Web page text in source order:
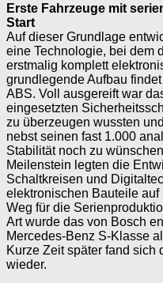
Erste Fahrzeuge mit
Start
Auf dieser Grundlage
eine Technologie, bei dem
erstmalig komplett
grundlegende Aufbau
ABS. Voll ausgereift war
eingesetzten
zu überzeugen wussten
nebst seinen fast 1.000
Stabilität noch zu
Meilenstein legten die
Schaltkreisen und
elektronischen Bauteile
Weg für die
Art wurde das von Bosch
Mercedes-Benz S-Klasse
Kurze Zeit später fand sich
wieder.